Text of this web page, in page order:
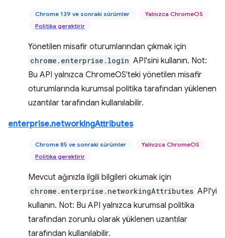
Chrome 139 ve sonraki sürümler
Yalnızca ChromeOS
Politika gerektirir
Yönetilen misafir oturumlarından çıkmak için
chrome.enterprise.login API'sini kullanın. Not:
Bu API yalnızca ChromeOS'teki yönetilen misafir
oturumlarında kurumsal politika tarafından yüklenen
uzantılar tarafından kullanılabilir.
enterprise.networkingAttributes
Chrome 85 ve sonraki sürümler
Yalnızca ChromeOS
Politika gerektirir
Mevcut ağınızla ilgili bilgileri okumak için
chrome.enterprise.networkingAttributes API'yi
kullanın. Not: Bu API yalnızca kurumsal politika
tarafından zorunlu olarak yüklenen uzantılar
tarafından kullanılabilir.